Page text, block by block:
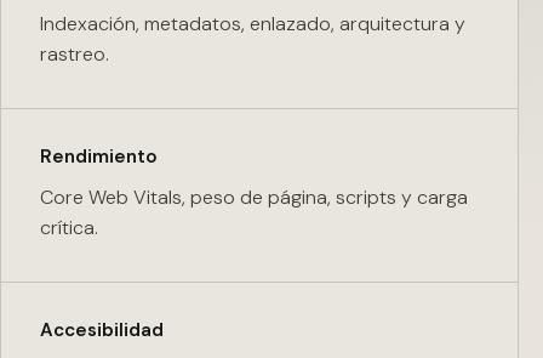
Indexación, metadatos, enlazado, arquitectura y
rastreo.
Rendimiento
Core Web Vitals, peso de página, scripts y carga
crítica.
Accesibilidad